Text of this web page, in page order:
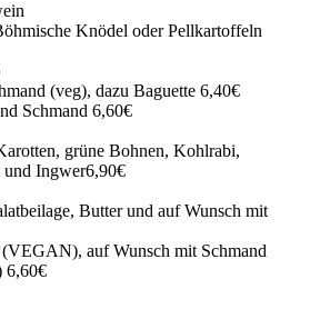
Knödel oder Pellkartoffeln
(veg), dazu Baguette 6,40€
Schmand 6,60€
grüne Bohnen, Kohlrabi,
Ingwer6,90€
Butter und auf Wunsch mit
auf Wunsch mit Schmand
6,60€